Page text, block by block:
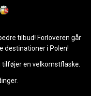
tilbud! Forloveren går
destinationer i Polen!
tilføjer en velkomstflaske.